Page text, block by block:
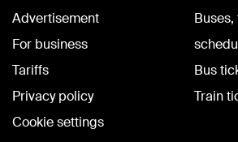
Advertisement
For business
Tariffs
Privacy policy
Cookie settings
Bus
Train